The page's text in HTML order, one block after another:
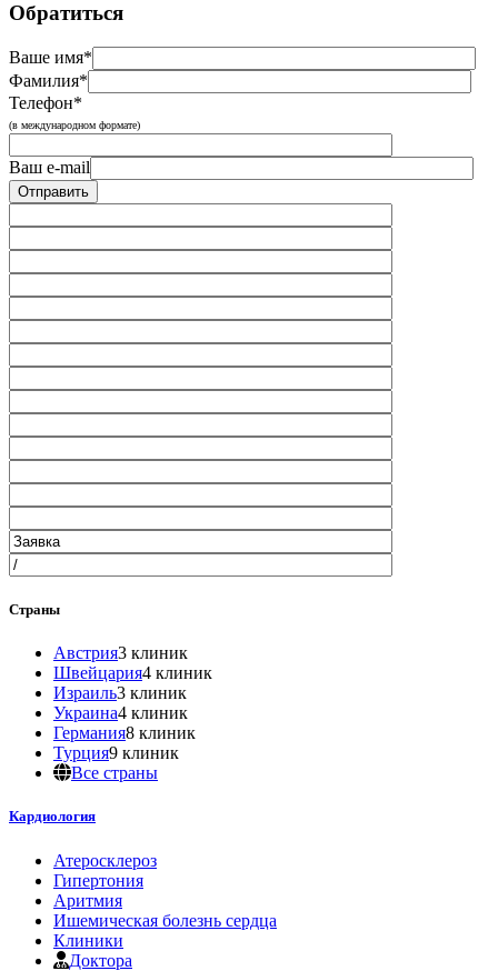
Обратиться
Ваше имя*
Фамилия*
Телефон*
(в международном формате)
Ваш e-mail
Страны
Австрия3 клиник
Швейцария4 клиник
Израиль3 клиник
Украина4 клиник
Германия8 клиник
Турция9 клиник
Все страны
Кардиология
Атеросклероз
Гипертония
Аритмия
Ишемическая болезнь сердца
Клиники
Доктора